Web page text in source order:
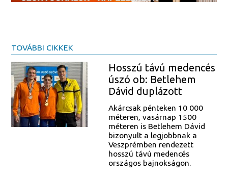
TOVÁBBI CIKKEK
Hosszú távú medencés
úszó ob: Betlehem
Dávid duplázott
Akárcsak pénteken 10 000
méteren, vasárnap 1500
méteren is Betlehem Dávid
bizonyult a legjobbnak a
Veszprémben rendezett
hosszú távú medencés
országos bajnokságon.